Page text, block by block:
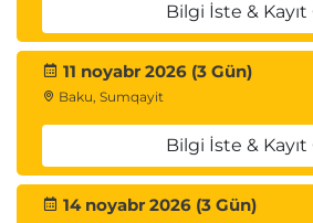
Bilgi İste & Kayıt
11 noyabr 2026 (3 Gün)
Baku, Sumqayit
Bilgi İste & Kayıt
14 noyabr 2026 (3 Gün)